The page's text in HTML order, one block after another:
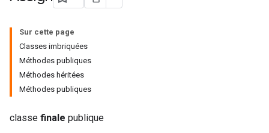
Sur cette page
Classes imbriquées
Méthodes publiques
Méthodes héritées
Méthodes publiques
classe finale publique